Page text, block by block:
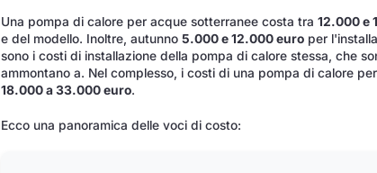
Una pompa di calore per acque sotterranee costa tra12.000 e
e del modello. Inoltre, autunno5.000 e 12.000 euro per
sono i costi di installazione della pompa di calore stessa, che
ammontano a. Nel complesso, i costi di una pompa di calore
18.000 a 33.000 euro.
Ecco una panoramica delle voci di costo: